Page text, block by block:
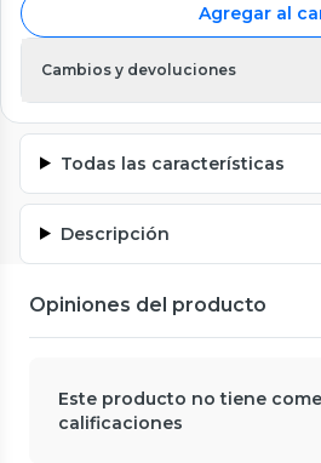
Agregar al
Cambios y devoluciones
Todas las características
Descripción
Opiniones del producto
Este producto no tiene
calificaciones